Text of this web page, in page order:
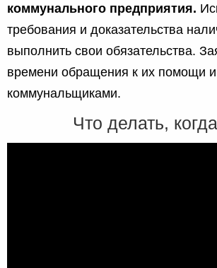
коммунального предприятия.
требования и доказательства
выполнить свои обязательства.
времени обращения к их помощи
коммунальщиками.
Что делать,